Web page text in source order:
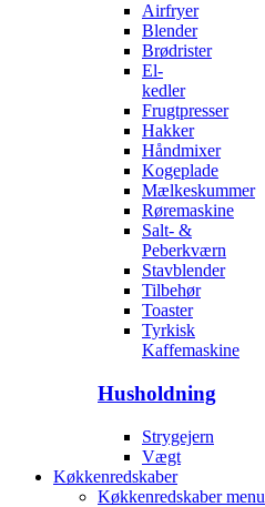
Airfryer
Blender
Brødrister
El-
kedler
Frugtpresser
Hakker
Håndmixer
Kogeplade
Mælkeskummer
Røremaskine
Salt- &
Peberkværn
Stavblender
Tilbehør
Toaster
Tyrkisk
Kaffemaskine
Husholdning
Strygejern
Vægt
Køkkenredskaber
Køkkenredskaber menu